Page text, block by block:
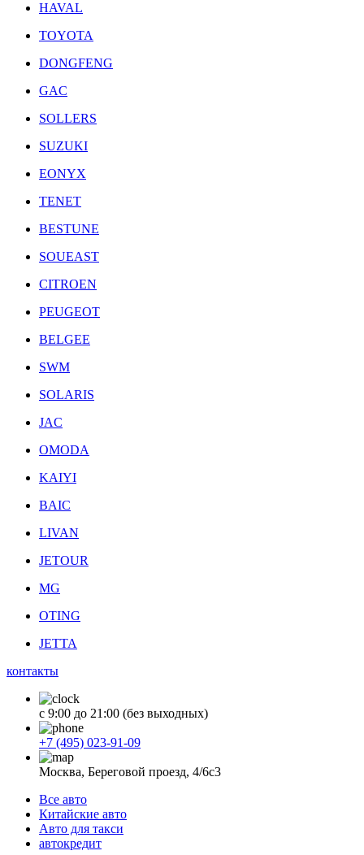
HAVAL
TOYOTA
DONGFENG
GAC
SOLLERS
SUZUKI
EONYX
TENET
BESTUNE
SOUEAST
CITROEN
PEUGEOT
BELGEE
SWM
SOLARIS
JAC
OMODA
KAIYI
BAIC
LIVAN
JETOUR
MG
OTING
JETTA
контакты
с 9:00 до 21:00 (без выходных)
+7 (495) 023-91-09
Москва, Береговой проезд, 4/6с3
Все авто
Китайские авто
Авто для такси
автокредит